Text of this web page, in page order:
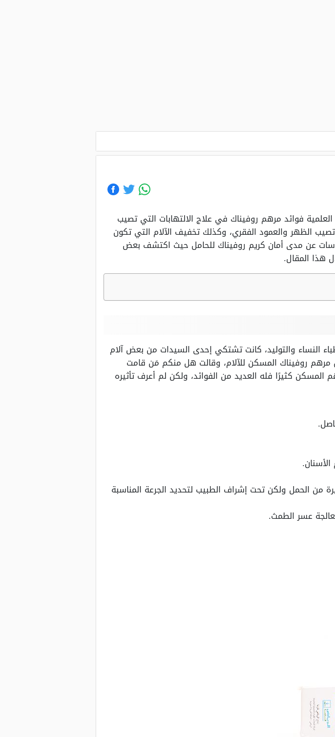
فوائد مرهم روفيناك في علاج الالتهابات التي تصيب
الظهر والعمود الفقري، وكذلك تخفيف الآلام التي تكون
عن مدى أمان كريم روفيناك للحامل حيث اكتشف بعض
هذا المقال.
النساء والتوليد، كانت تشتكي إحدى السيدات من بعض آلام
روفيناك المسكن للآلام، وقالت هل منكم مَن قامت
كثيرًا فله العديد من الفوائد، ولكن لم أعرف تأثيره
من الحمل ولكن تحت إشراف الطبيب لتحديد الجرعة المناسبة
عسر الطمث.